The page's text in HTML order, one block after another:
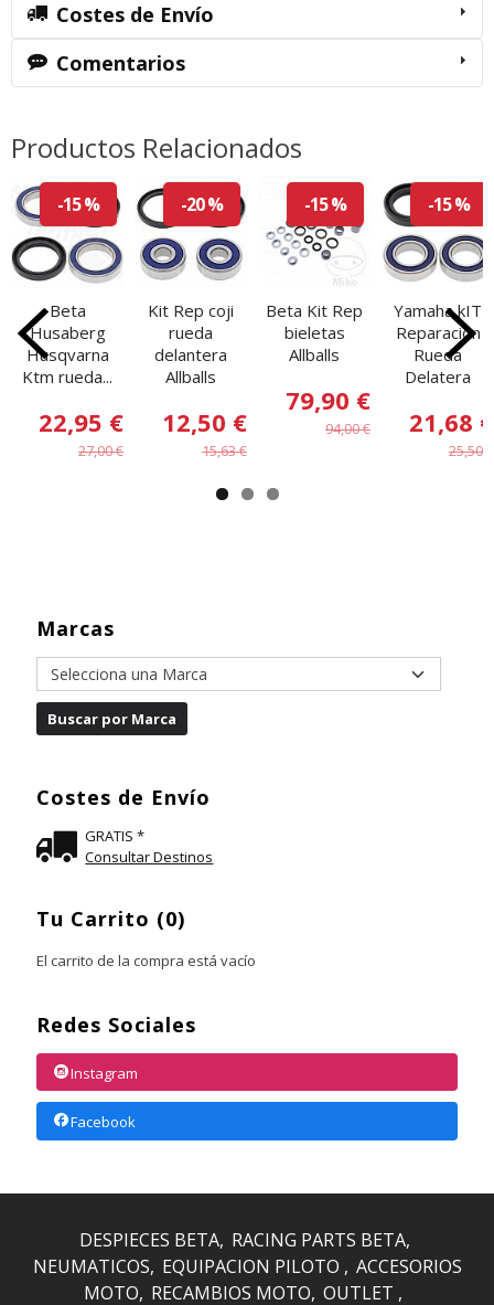
Marcas
Costes de Envío
GRATIS *
Consultar Destinos
Tu Carrito (0)
El carrito de la compra está vacío
Redes Sociales
Instagram
Facebook
Costes de Envío
Comentarios
Productos Relacionados
-15 %
Beta
Husaberg
Husqvarna
Ktm rueda...
22,95 €
27,00 €
-20 %
Kit Rep coji
rueda
delantera
Allballs
12,50 €
15,63 €
-15 %
Beta Kit Rep
bieletas
Allballs
79,90 €
94,00 €
-15 %
Yamaha kIT
Reparacion
Rueda
Delatera
21,68 €
25,50 €
DESPIECES BETA RACING PARTS BETA
NEUMATICOS EQUIPACION PILOTO
ACCESORIOS
MOTO RECAMBIOS MOTO OUTLET